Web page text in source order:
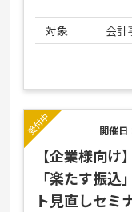
対象 会計
開催日
【企業様向け
「楽たす振
ト見直しセミ